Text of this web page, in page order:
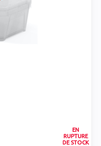
EN
RUPTURE
DE STOCK